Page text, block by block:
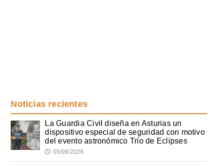
Noticias recientes
La Guardia Civil diseña en Asturias un
dispositivo especial de seguridad con motivo
del evento astronómico Trío de Eclipses
🕔 05/08/2026